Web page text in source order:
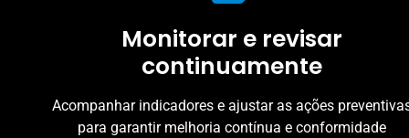
Monitorar e revisar
continuamente
Acompanhar indicadores e ajustar as ações
para garantir melhoria contínua e conformidade